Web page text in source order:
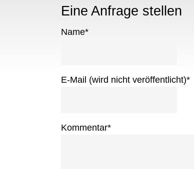
Eine Anfrage stellen
Name*
E-Mail (wird nicht veröffentlicht)*
Kommentar*